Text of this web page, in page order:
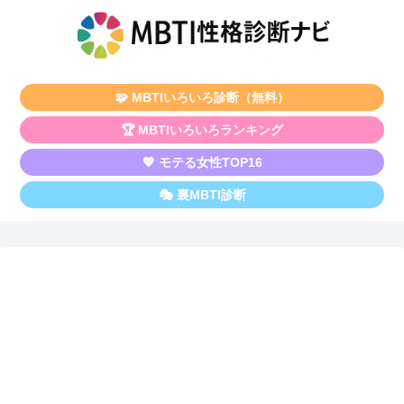
🧩 MBTIいろいろ診断（無料）
🏆 MBTIいろいろランキング
💖 モテる女性TOP16
🎭 裏MBTI診断